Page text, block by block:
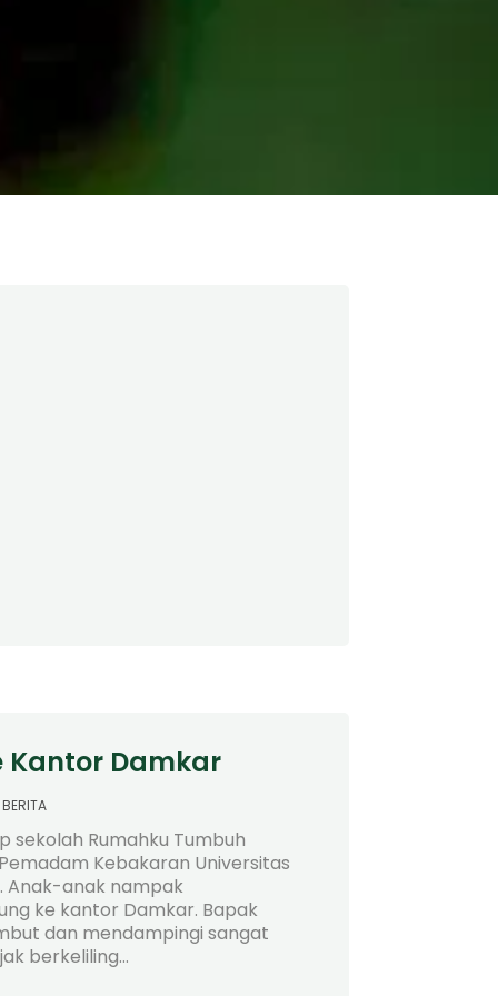
Kantor Damkar
BERITA
sekolah Rumahku Tumbuh
Kebakaran Universitas
Anak-anak nampak
ke kantor Damkar. Bapak
dan mendampingi sangat
berkeliling...